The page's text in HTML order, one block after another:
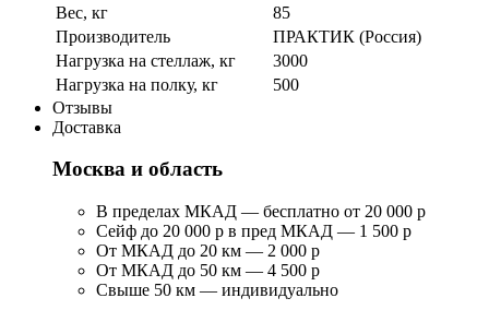
Вес, кг
85
Производитель
ПРАКТИК (Россия)
Нагрузка на стеллаж, кг
3000
Нагрузка на полку, кг
500
Отзывы
Доставка
Москва и область
В пределах МКАД — бесплатно от 20 000 р
Сейф до 20 000 р в пред МКАД — 1 500 р
От МКАД до 20 км — 2 000 р
От МКАД до 50 км — 4 500 р
Свыше 50 км — индивидуально